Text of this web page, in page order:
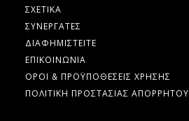
ΣΧΕΤΙΚΑ
ΣΥΝΕΡΓΑΤΕΣ
ΔΙΑΦΗΜΙΣΤΕΙΤΕ
ΕΠΙΚΟΙΝΩΝΙΑ
ΟΡΟΙ & ΠΡΟΫΠΟΘΕΣΕΙΣ ΧΡΗΣΗΣ
ΠΟΛΙΤΙΚΗ ΠΡΟΣΤΑΣΙΑΣ ΑΠΟΡΡΗΤΟΥ